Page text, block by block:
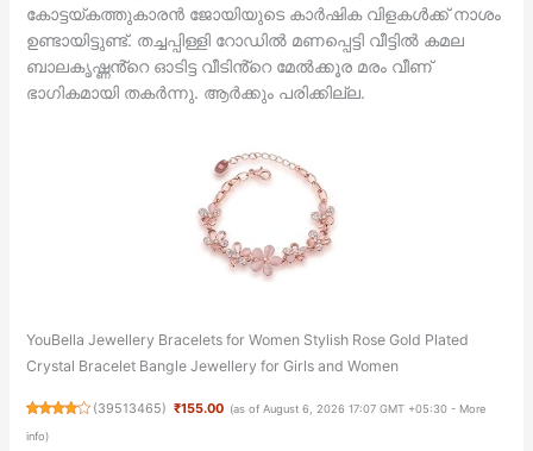
കോട്ടയ്കത്തുകാരൻ ജോയിയുടെ കാർഷിക വിളകൾക്ക് നാശം
ഉണ്ടായിട്ടുണ്ട്. തച്ചപ്പിള്ളി റോഡിൽ മണപ്പെട്ടി വീട്ടിൽ കമല
ബാലകൃഷ്ണൻ്റെ ഓടിട്ട വീടിൻ്റെ മേൽക്കൂര മരം വീണ്
ഭാഗികമായി തകർന്നു. ആർക്കും പരിക്കില്ല.
YouBella Jewellery Bracelets for Women Stylish Rose Gold Plated
Crystal Bracelet Bangle Jewellery for Girls and Women
(39513465) ₹155.00 (as of August 6, 2026 17:07 GMT +05:30 - More
info)